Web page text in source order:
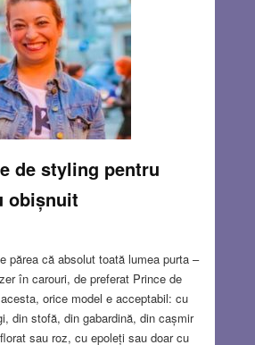
Partenkirchen, dominată de
munte al Germaniei.
3 COMMENTS
de styling pentru
obișnuit
părea că absolut toată lumea purta –
în carouri, de preferat Prince de
orice model e acceptabil: cu
din stofă, din gabardină, din cașmir
sau roz, cu epoleți sau doar cu